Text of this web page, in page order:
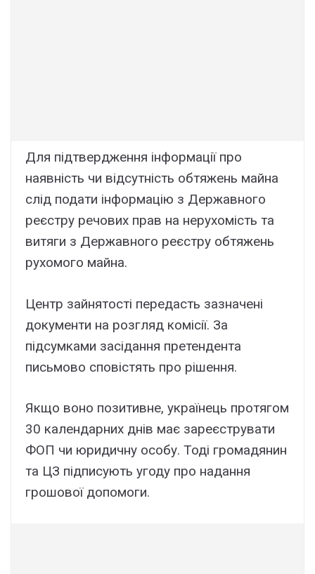
Для підтвердження інформації про
наявність чи відсутність обтяжень майна
слід подати інформацію з Державного
реєстру речових прав на нерухомість та
витяги з Державного реєстру обтяжень
рухомого майна.
Центр зайнятості передасть зазначені
документи на розгляд комісії. За
підсумками засідання претендента
письмово сповістять про рішення.
Якщо воно позитивне, українець протягом
30 календарних днів має зареєструвати
ФОП чи юридичну особу. Тоді громадянин
та ЦЗ підписують угоду про надання
грошової допомоги.